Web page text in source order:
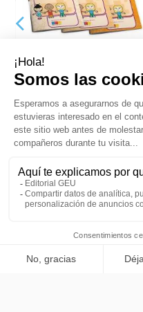
Pack problemas de
matemáticas para primaria
29,88 €31,45 €
Añadir a la cesta